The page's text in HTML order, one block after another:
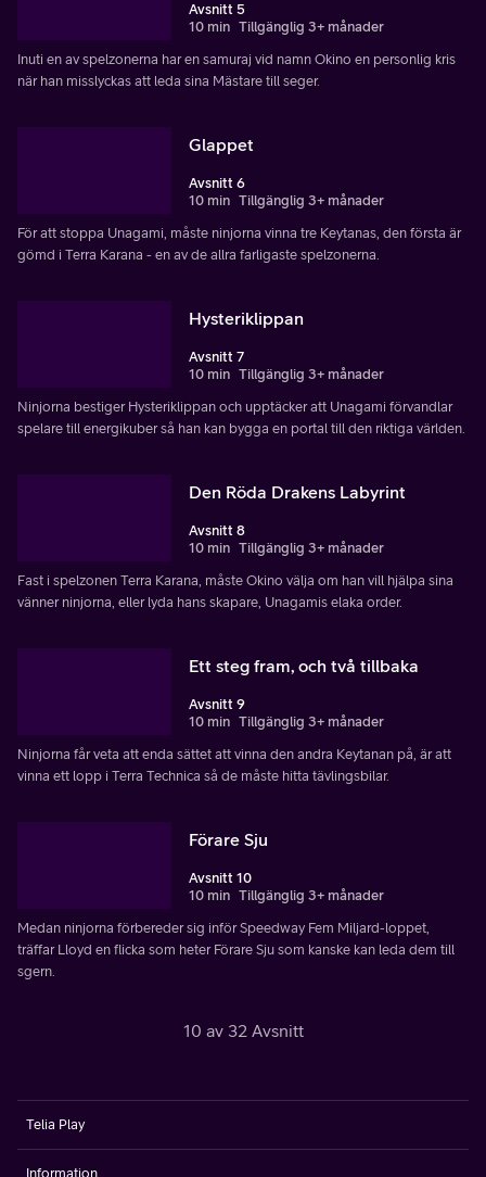
Avsnitt 5
10 min Tillgänglig 3+ månader
Inuti en av spelzonerna har en samuraj vid namn Okino en personlig kris
när han misslyckas att leda sina Mästare till seger.
Glappet
Avsnitt 6
10 min Tillgänglig 3+ månader
För att stoppa Unagami, måste ninjorna vinna tre Keytanas, den första är
gömd i Terra Karana - en av de allra farligaste spelzonerna.
Hysteriklippan
Avsnitt 7
10 min Tillgänglig 3+ månader
Ninjorna bestiger Hysteriklippan och upptäcker att Unagami förvandlar
spelare till energikuber så han kan bygga en portal till den riktiga världen.
Den Röda Drakens Labyrint
Avsnitt 8
10 min Tillgänglig 3+ månader
Fast i spelzonen Terra Karana, måste Okino välja om han vill hjälpa sina
vänner ninjorna, eller lyda hans skapare, Unagamis elaka order.
Ett steg fram, och två tillbaka
Avsnitt 9
10 min Tillgänglig 3+ månader
Ninjorna får veta att enda sättet att vinna den andra Keytanan på, är att
vinna ett lopp i Terra Technica så de måste hitta tävlingsbilar.
Förare Sju
Avsnitt 10
10 min Tillgänglig 3+ månader
Medan ninjorna förbereder sig inför Speedway Fem Miljard-loppet,
träffar Lloyd en flicka som heter Förare Sju som kanske kan leda dem till
sgern.
10 av 32 Avsnitt
Telia Play
Information